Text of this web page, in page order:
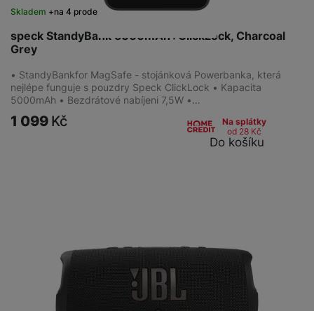
speck StandyBank 5000mAh+ClickLock, Charcoal
Grey
Skladem na 4 prodejnách
• StandyBankfor MagSafe - stojánková Powerbanka, která
nejlépe funguje s pouzdry Speck ClickLock • Kapacita
5000mAh • Bezdrátové nabíjeni 7,5W •…
1 099 Kč
Na splátky
od 28 Kč
Do košíku